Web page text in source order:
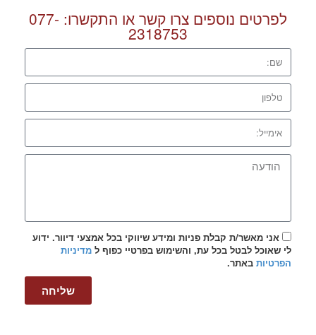
לפרטים נוספים צרו קשר או התקשרו: 077-
2318753
אני מאשר/ת קבלת פניות ומידע שיווקי בכל אמצעי דיוור. ידוע
לי שאוכל לבטל בכל עת, והשימוש בפרטיי כפוף ל מדיניות
הפרטיות באתר.
שליחה